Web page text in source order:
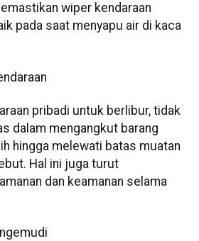
wiper kendaraan
pada saat menyapu air di kaca
pribadi untuk berlibur, tidak
dalam mengangkut barang
hingga melewati batas muatan
Hal ini juga turut
dan keamanan selama